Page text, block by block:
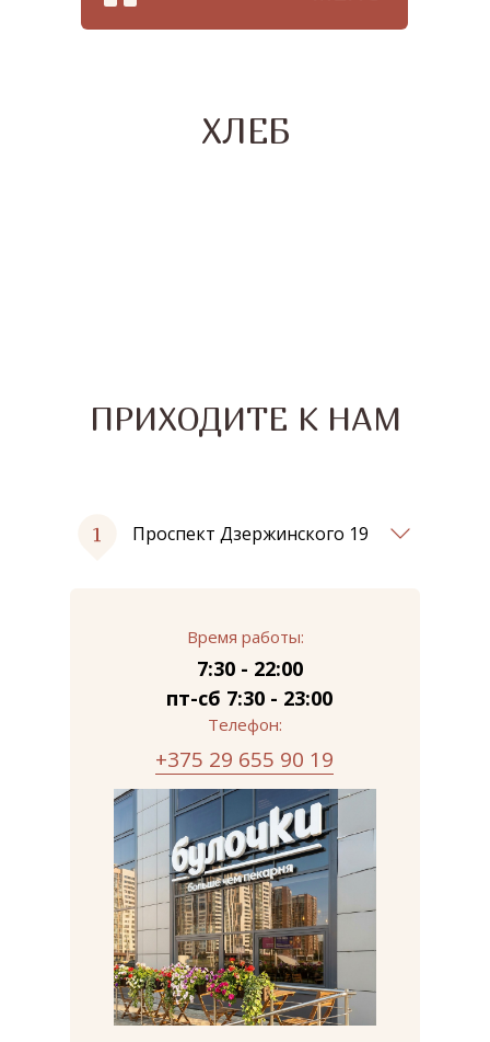
ХЛЕБ
ПРИХОДИТЕ К НАМ
Проспект Дзержинского 19
7:30 - 22:00
пт-сб 7:30 - 23:00
Время работы:
+375 29 655 90 19
Телефон: